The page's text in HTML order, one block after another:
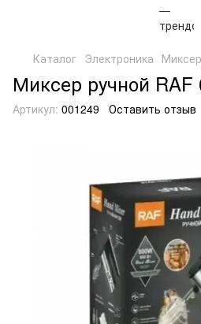
Каталог Электроника
Миксер ручной RAF
Артикул: 001249 Оставить отзыв